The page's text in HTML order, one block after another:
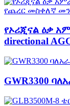
የኦሪጂናል ዕቃ
directional
GWR3300